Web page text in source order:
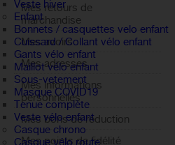
Veste hiver
Enfant
Bonnets / casquettes velo enfant
Cuissard / Collant vélo enfant
Gants vélo enfant
Maillot vélo enfant
Sous-vetement
Masque COVID19
Tenue complète
Veste vélo enfant
Casque chrono
Casque vélo route
Mes retours de
marchandise
Mes avoirs
Mes adresses
Mes informations
personnelles
Mes bons de réduction
Mes points de fidélité